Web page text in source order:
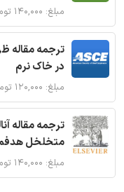
مبلغ: ۱۴۰,۰۰۰ تومان
ترجمه مقاله
در خاک نرم
مبلغ: ۱۲۰,۰۰۰ تومان
ترجمه مقاله
متخلخل
مبلغ: ۱۴۰,۰۰۰ تومان